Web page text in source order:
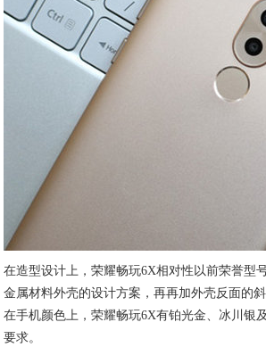
在造型设计上，荣耀畅玩6X相对性以前荣誉型
金属材料外壳的设计方案，再再加外壳反面的
在手机颜色上，荣耀畅玩6X有铂光金、冰川银
要求。